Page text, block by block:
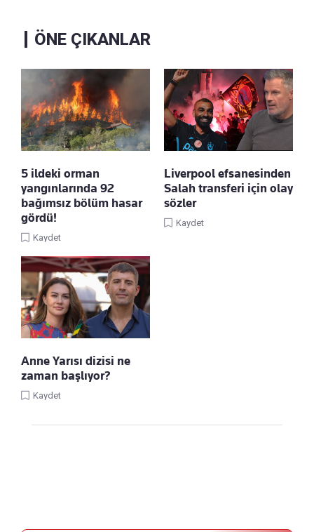
ÖNE ÇIKANLAR
5 ildeki orman
yangınlarında 92
bağımsız bölüm hasar
gördü!
Kaydet
Liverpool efsanesinden
Salah transferi için olay
sözler
Kaydet
Anne Yarısı dizisi ne
zaman başlıyor?
Kaydet